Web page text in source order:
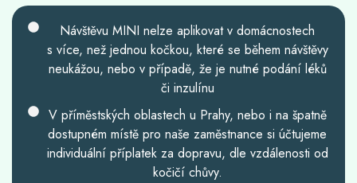
Návštěvu MINI nelze aplikovat v domácnostech
s více, než jednou kočkou, které se během návštěvy
neukážou, nebo v případě, že je nutné podání léků
či inzulínu
V příměstských oblastech u Prahy, nebo i na špatně
dostupném místě pro naše zaměstnance si účtujeme
individuální příplatek za dopravu, dle vzdálenosti od
kočičí chůvy.